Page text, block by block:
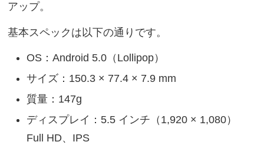
アップ。
基本スペックは以下の通りです。
OS：Android 5.0（Lollipop）
サイズ：150.3 × 77.4 × 7.9 mm
質量：147g
ディスプレイ：5.5 インチ（1,920 × 1,080）
Full HD、IPS